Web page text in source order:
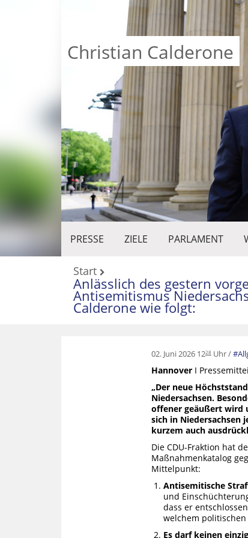
PRESSE ZIELE PARLAMENT
Christian Calderone
Start
Anlässlich des gestern
Antisemitismus
Calderone wie folgt:
02. Juni 2026 1228 Uhr
Hannover I
„Der neue
Niedersachsen.
offener geäußert wird
sich in Niedersachsen
kurzem auch
Die CDU-Fraktion hat
Maßnahmenkatalog
Mittelpunkt:
Antisemitische
und
dass er
welchem
Es darf keinen